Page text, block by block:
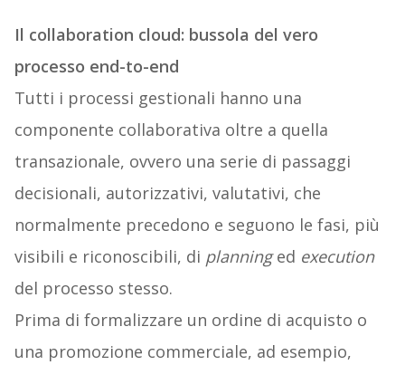
Il collaboration cloud: bussola del vero
processo end-to-end
Tutti i processi gestionali hanno una
componente collaborativa oltre a quella
transazionale, ovvero una serie di passaggi
decisionali, autorizzativi, valutativi, che
normalmente precedono e seguono le fasi, più
visibili e riconoscibili, di planninged execution
del processo stesso.
Prima di formalizzare un ordine di acquisto o
una promozione commerciale, ad esempio,